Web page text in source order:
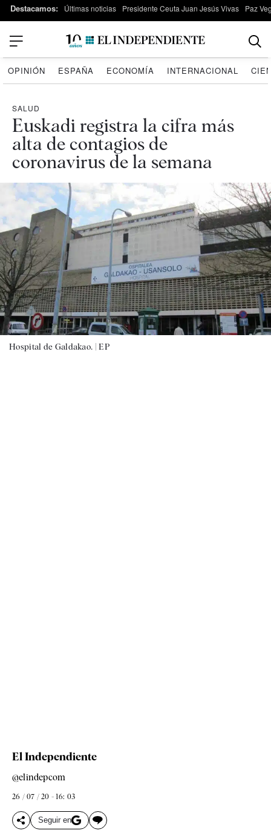
Destacamos: Últimas noticias Presidente Ceuta Juan Jesús Vivas Paz
OPINIÓN ESPAÑA ECONOMÍA INTERNACIONAL
SALUD
Euskadi registra la cifra más
alta de contagios de
coronavirus de la semana
Hospital de Galdakao. |EP
El Independiente
@elindepcom
26 / 07 / 20 - 16: 03
Seguir en